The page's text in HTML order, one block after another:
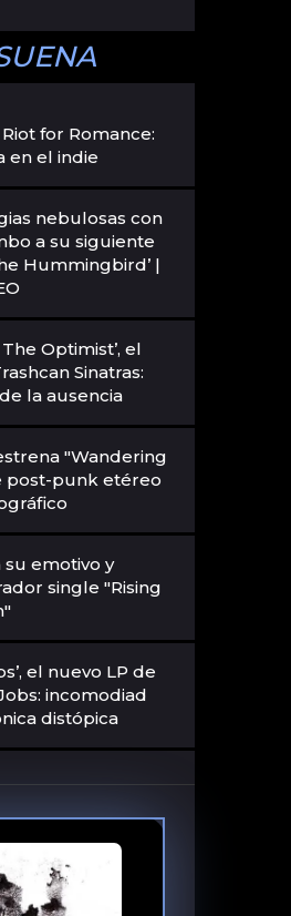
Riot for Romance:
en el indie
nebulosas con
a su siguiente
Hummingbird’ |
Optimist’, el
Sinatras:
la ausencia
"Wandering
post-punk etéreo
emotivo y
single "Rising
el nuevo LP de
incomodiad
distópica